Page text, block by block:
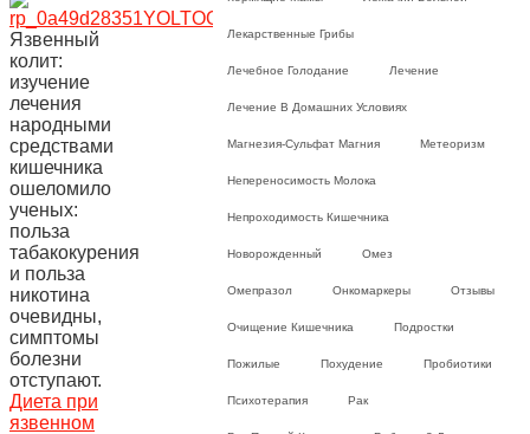
Язвенный
колит:
изучение
лечения
народными
средствами
кишечника
ошеломило
ученых:
польза
табакокурения
и польза
никотина
очевидны,
симптомы
болезни
отступают.
Диета при
язвенном
Лекарственные Грибы
Лечебное Голодание Лечение
Лечение В Домашних Условиях
Магнезия-Сульфат Магния Метеоризм
Непереносимость Молока
Непроходимость Кишечника
Новорожденный Омез
Омепразол Онкомаркеры Отзывы
Очищение Кишечника Подростки
Пожилые Похудение Пробиотики
Психотерапия Рак